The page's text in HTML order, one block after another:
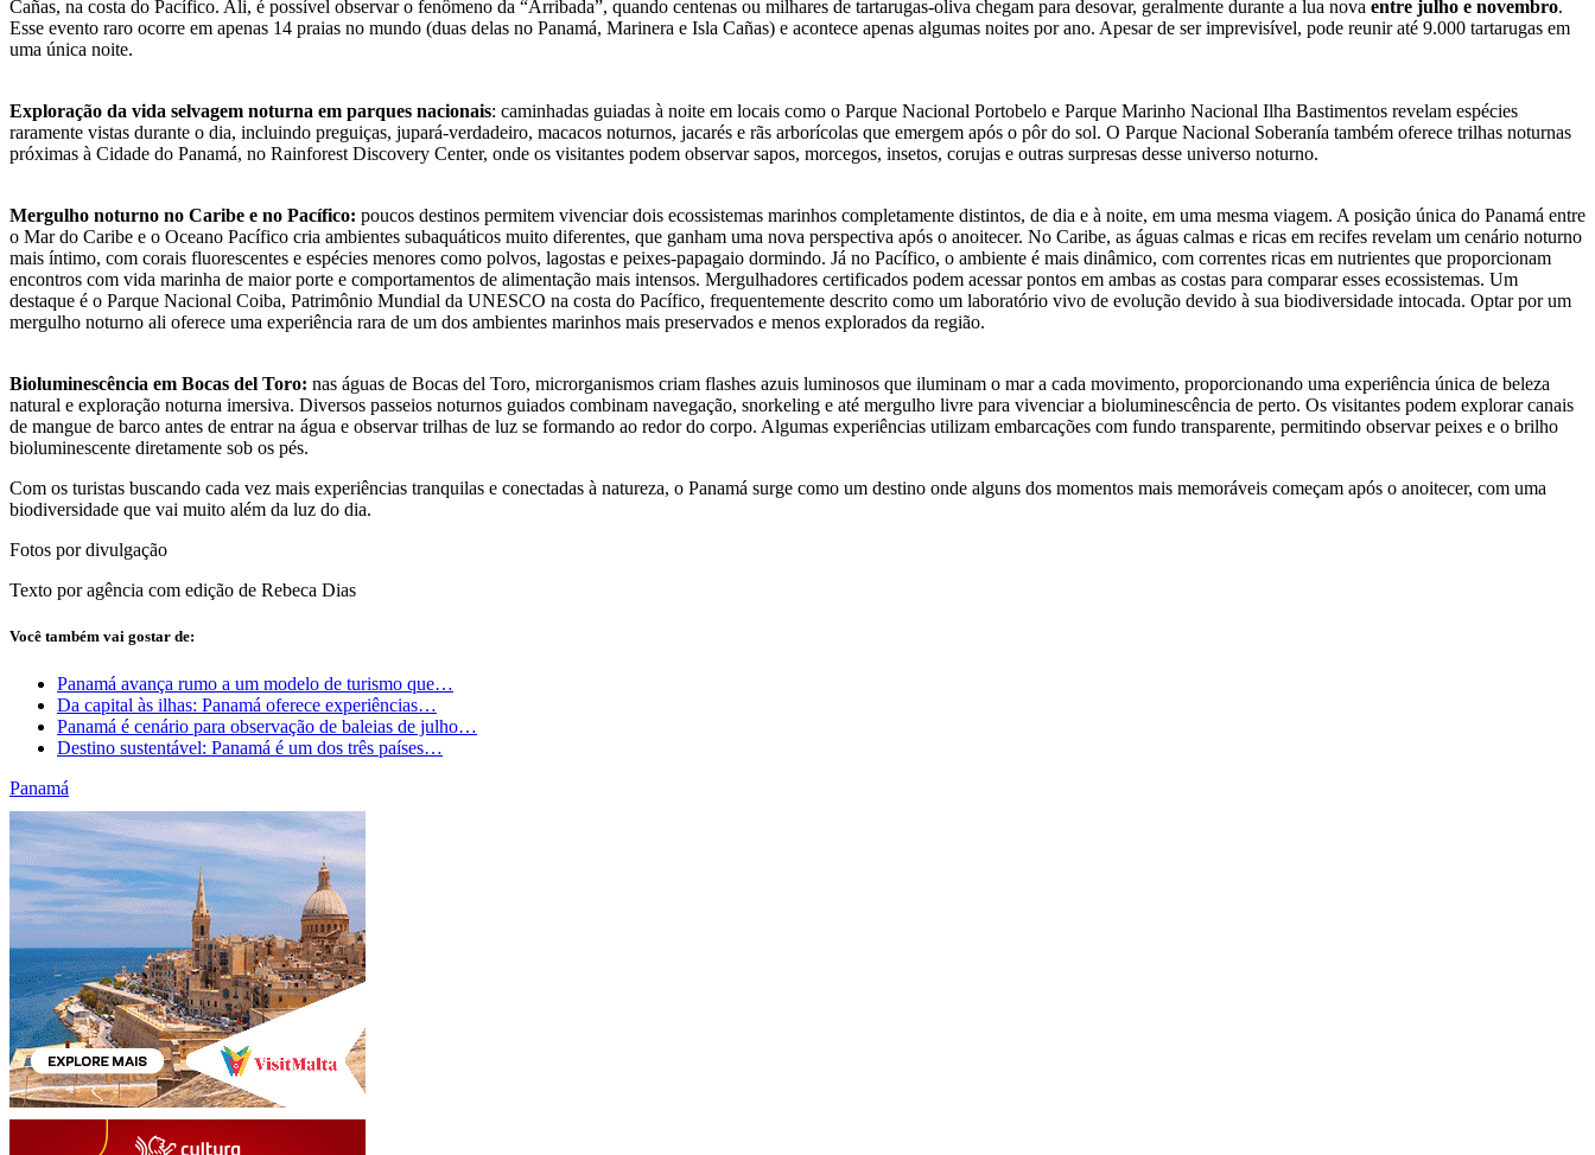
Cañas, na costa do Pacífico. Ali, é possível observar o fenômeno da “Arribada”, quando centenas ou milhares de tartarugas-oliva chegam para desovar, geralmente durante a lua nova entre julho e novembro.
Esse evento raro ocorre em apenas 14 praias no mundo (duas delas no Panamá, Marinera e Isla Cañas) e acontece apenas algumas noites por ano. Apesar de ser imprevisível, pode reunir até 9.000 tartarugas em
uma única noite.
Exploração da vida selvagem noturna em parques nacionais: caminhadas guiadas à noite em locais como o Parque Nacional Portobelo e Parque Marinho Nacional Ilha Bastimentos revelam espécies
raramente vistas durante o dia, incluindo preguiças, jupará-verdadeiro, macacos noturnos, jacarés e rãs arborícolas que emergem após o pôr do sol. O Parque Nacional Soberanía também oferece trilhas noturnas
próximas à Cidade do Panamá, no Rainforest Discovery Center, onde os visitantes podem observar sapos, morcegos, insetos, corujas e outras surpresas desse universo noturno.
Mergulho noturno no Caribe e no Pacífico: poucos destinos permitem vivenciar dois ecossistemas marinhos completamente distintos, de dia e à noite, em uma mesma viagem. A posição única do Panamá entre
o Mar do Caribe e o Oceano Pacífico cria ambientes subaquáticos muito diferentes, que ganham uma nova perspectiva após o anoitecer. No Caribe, as águas calmas e ricas em recifes revelam um cenário noturno
mais íntimo, com corais fluorescentes e espécies menores como polvos, lagostas e peixes-papagaio dormindo. Já no Pacífico, o ambiente é mais dinâmico, com correntes ricas em nutrientes que proporcionam
encontros com vida marinha de maior porte e comportamentos de alimentação mais intensos. Mergulhadores certificados podem acessar pontos em ambas as costas para comparar esses ecossistemas. Um
destaque é o Parque Nacional Coiba, Patrimônio Mundial da UNESCO na costa do Pacífico, frequentemente descrito como um laboratório vivo de evolução devido à sua biodiversidade intocada. Optar por um
mergulho noturno ali oferece uma experiência rara de um dos ambientes marinhos mais preservados e menos explorados da região.
Bioluminescência em Bocas del Toro: nas águas de Bocas del Toro, microrganismos criam flashes azuis luminosos que iluminam o mar a cada movimento, proporcionando uma experiência única de beleza
natural e exploração noturna imersiva. Diversos passeios noturnos guiados combinam navegação, snorkeling e até mergulho livre para vivenciar a bioluminescência de perto. Os visitantes podem explorar canais
de mangue de barco antes de entrar na água e observar trilhas de luz se formando ao redor do corpo. Algumas experiências utilizam embarcações com fundo transparente, permitindo observar peixes e o brilho
bioluminescente diretamente sob os pés.
Com os turistas buscando cada vez mais experiências tranquilas e conectadas à natureza, o Panamá surge como um destino onde alguns dos momentos mais memoráveis começam após o anoitecer, com uma
biodiversidade que vai muito além da luz do dia.
Fotos por divulgação
Texto por agência com edição de Rebeca Dias
Você também vai gostar de:
Panamá avança rumo a um modelo de turismo que…
Da capital às ilhas: Panamá oferece experiências…
Panamá é cenário para observação de baleias de julho…
Destino sustentável: Panamá é um dos três países…
Panamá